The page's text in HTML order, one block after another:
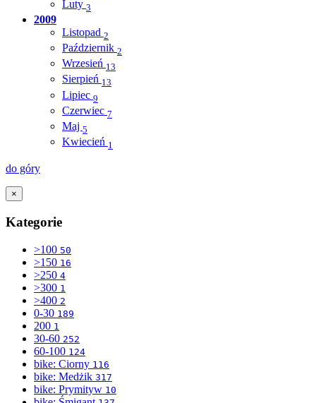
Luty 3
2009
Listopad 2
Październik 2
Wrzesień 13
Sierpień 13
Lipiec 9
Czerwiec 7
Maj 5
Kwiecień 1
do góry
×
Kategorie
>100 50
>150 16
>250 4
>300 1
>400 2
0-30 189
200 1
30-60 252
60-100 124
bike: Ciorny 116
bike: Medżik 317
bike: Prymityw 10